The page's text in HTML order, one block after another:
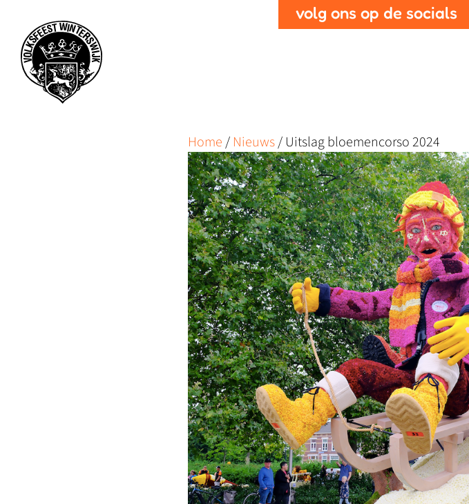
volg ons op de socials
Home/ Nieuws/Uitslag bloemencorso 2024